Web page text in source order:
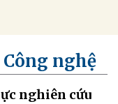
nghệ
nghiên cứu